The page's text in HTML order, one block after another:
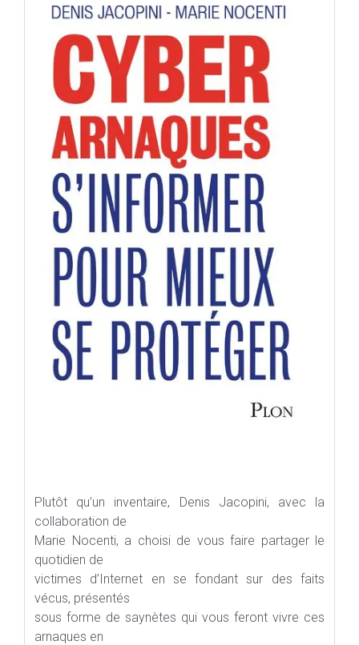
Plutôt qu’un inventaire, Denis Jacopini, avec la
collaboration de
Marie Nocenti, a choisi de vous faire partager le
quotidien de
victimes d’Internet en se fondant sur des faits
vécus, présentés
sous forme de saynètes qui vous feront vivre ces
arnaques en